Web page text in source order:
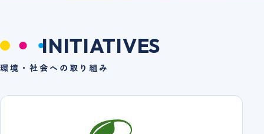
INITIATIVES
環境・社会への取り組み